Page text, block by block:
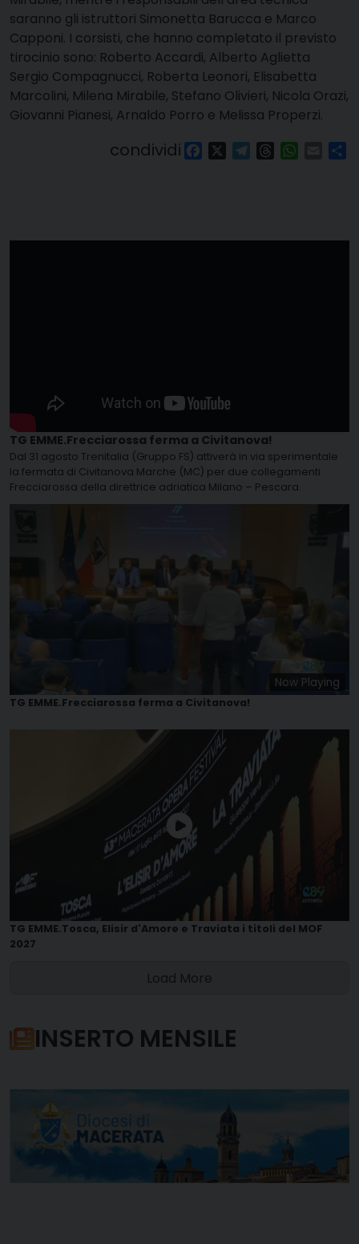
saranno gli istruttori Simonetta Barucca e Marco
Capponi. I corsisti, che hanno completato il previsto
tirocinio sono: Roberto Accardi, Alberto Aglietta
Sergio Compagnucci, Roberta Leonori, Elisabetta
Marcolini, Milena Mirabile, Stefano Olivieri, Nicola Orazi,
Giovanni Pianesi, Arnaldo Porro e Melissa Properzi.
condividi FacebookTelegram
Threads Email
TG EMME.Frecciarossa ferma a Civitanova!
Dal 31 agosto Trenitalia (Gruppo FS) attiverà in via sperimentale
la fermata di Civitanova Marche (MC) per due collegamenti
Frecciarossa della direttrice adriatica Milano – Pescara.
Now Playing
TG EMME.Frecciarossa ferma a Civitanova!
TG EMME.Tosca, Elisir d'Amore e Traviata i titoli del MOF
2027
Load More
INSERTO MENSILE